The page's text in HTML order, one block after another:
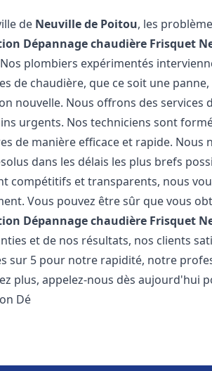
de Neuville de Poitou, les
Dépannage chaudière Frisquet
plombiers expérimentés
de chaudière, que ce soit une
nouvelle. Nous offrons des services
urgents. Nos techniciens sont
de manière efficace et rapide. Nous
dans les délais les plus brefs
compétitifs et transparents, nous
Vous pouvez être sûr que vous
Dépannage chaudière Frisquet
et de nos résultats, nos clients
sur 5 pour notre rapidité, notre
plus, appelez-nous dès aujourd'hui
Dé